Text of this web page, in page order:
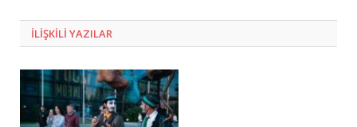
ILIŞKILI YAZILAR